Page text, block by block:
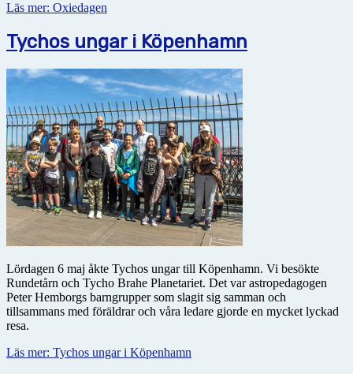
Läs mer: Oxiedagen
Tychos ungar i Köpenhamn
Lördagen 6 maj åkte Tychos ungar till Köpenhamn. Vi besökte
Rundetårn och Tycho Brahe Planetariet. Det var astropedagogen
Peter Hemborgs barngrupper som slagit sig samman och
tillsammans med föräldrar och våra ledare gjorde en mycket lyckad
resa.
Läs mer: Tychos ungar i Köpenhamn